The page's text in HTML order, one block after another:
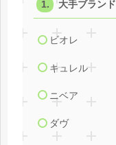
大手ブランド
ビオレ
キュレル
ニベア
ダヴ